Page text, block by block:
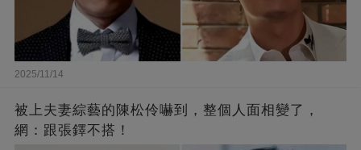
2025/11/14
被上夫妻綜藝的陳松伶嚇到，整個人面相變了，
網：跟張鐸不搭！